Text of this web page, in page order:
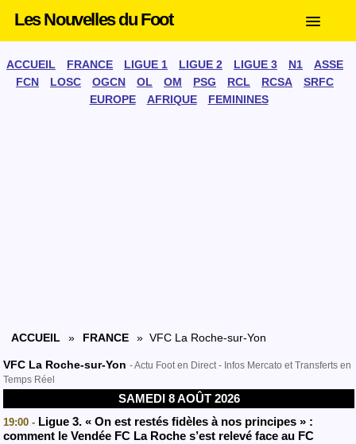
Les Nouvelles du Foot
ACCUEIL FRANCE LIGUE 1 LIGUE 2 LIGUE 3 N1
ASSE
FCN
LOSC OGCN OL OM PSG RCL RCSA
SRFC
EUROPE
AFRIQUE FEMININES
ACCUEIL » FRANCE » VFC La Roche-sur-Yon
VFC La Roche-sur-Yon - Actu Foot en Direct - Infos Mercato et Transferts en
Temps Réel
SAMEDI 8 AOÛT 2026
19:00 - Ligue 3. « On est restés fidèles à nos principes » :
comment le Vendée FC La Roche s’est relevé face au FC